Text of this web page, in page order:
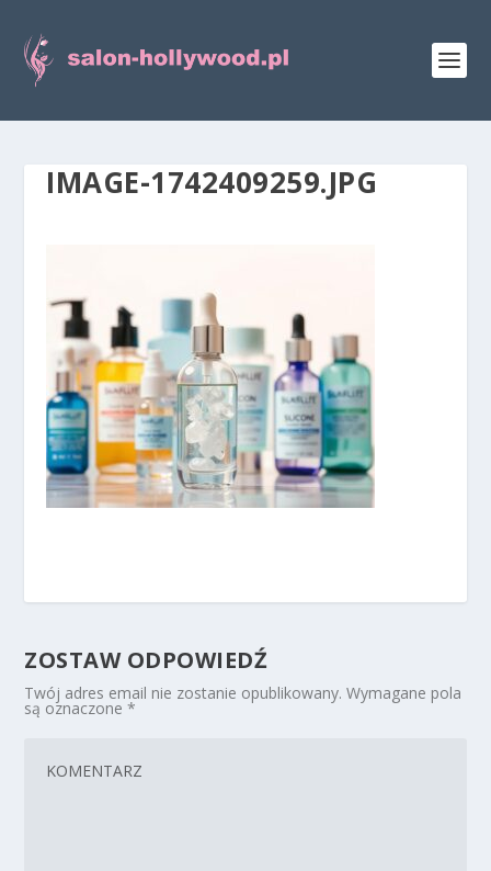
IMAGE-1742409259.JPG
ZOSTAW ODPOWIEDŹ
Twój adres email nie zostanie opublikowany. Wymagane pola
są oznaczone*